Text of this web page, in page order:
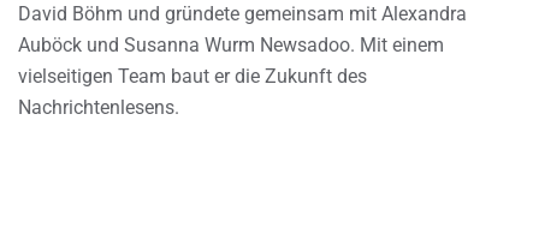
David Böhm und gründete gemeinsam mit Alexandra
Auböck und Susanna Wurm Newsadoo. Mit einem
vielseitigen Team baut er die Zukunft des
Nachrichtenlesens.